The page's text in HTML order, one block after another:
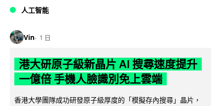
人工智能
Vin 1 日
港大研原子級新晶片 AI 搜尋速度提升
一億倍 手機人臉識別免上雲端
香港大學團隊成功研發原子級厚度的「模擬存內搜尋」晶片，